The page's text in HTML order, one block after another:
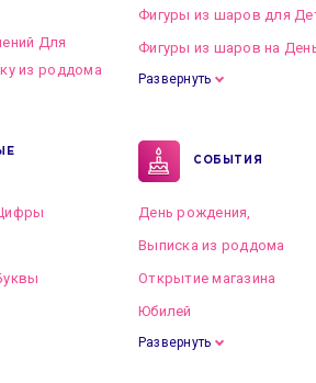
Для
из роддома
на Свадьбу
Фигуры из шаров для
Фигуры из шаров на
Развернуть
СОБЫТИЯ
День рождения,
Выписка из роддома
Открытие магазина
Юбилей
Развернуть